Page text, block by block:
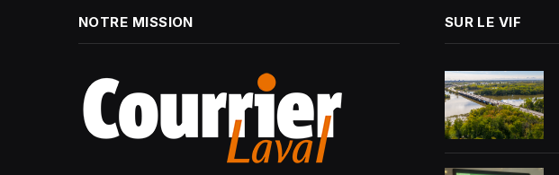
NOTRE MISSION SUR LE VIF